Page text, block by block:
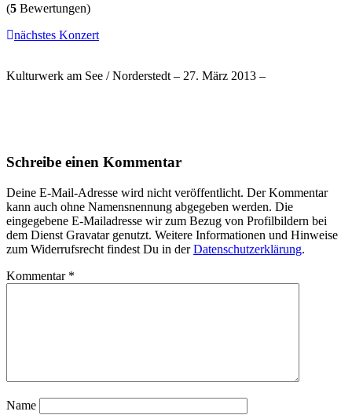
(5 Bewertungen)
nächstes Konzert
Kulturwerk am See / Norderstedt – 27. März 2013 –
Schreibe einen Kommentar
Deine E-Mail-Adresse wird nicht veröffentlicht. Der Kommentar
kann auch ohne Namensnennung abgegeben werden. Die
eingegebene E-Mailadresse wir zum Bezug von Profilbildern bei
dem Dienst Gravatar genutzt. Weitere Informationen und Hinweise
zum Widerrufsrecht findest Du in derDatenschutzerklärung.
Kommentar *
Name